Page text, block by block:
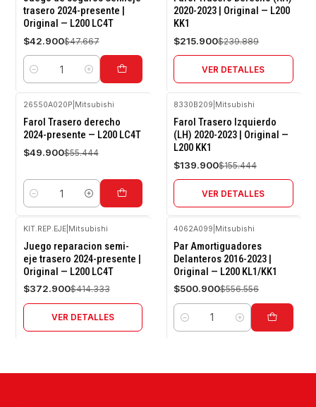
OFF
trasero 2024-presente |
Original — L200 LC4T
$42.900$47.667
Cantidad
OFF
Agotado
2020-2023 | Original — L200
KK1
$215.900$239.889
VER DETALLES
-10%
OFF
26550A020P Mitsubishi
Farol Trasero derecho
2024-presente — L200 LC4T
$49.900$55.444
Cantidad
-10%
OFF
Agotado
8330B209 Mitsubishi
Farol Trasero Izquierdo
(LH) 2020-2023 | Original —
L200 KK1
$139.900$155.444
VER DETALLES
-10%
OFF
Agotado
KIT.REP.EJE| Mitsubishi
Juego reparacion semi-
eje trasero 2024-presente |
Original — L200 LC4T
$372.900$414.333
VER DETALLES
-10%
OFF
4062A099 Mitsubishi
Par Amortiguadores
Delanteros 2016-2023 |
Original — L200 KL1/KK1
$500.900$556.556
Cantidad